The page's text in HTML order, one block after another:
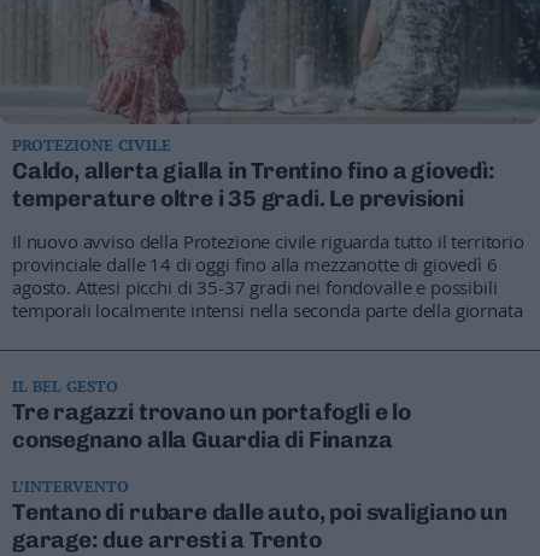
PROTEZIONE CIVILE
Caldo, allerta gialla in Trentino fino a giovedì:
temperature oltre i 35 gradi. Le previsioni
Il nuovo avviso della Protezione civile riguarda tutto il territorio
provinciale dalle 14 di oggi fino alla mezzanotte di giovedì 6
agosto. Attesi picchi di 35-37 gradi nei fondovalle e possibili
temporali localmente intensi nella seconda parte della giornata
IL BEL GESTO
Tre ragazzi trovano un portafogli e lo
consegnano alla Guardia di Finanza
L’INTERVENTO
Tentano di rubare dalle auto, poi svaligiano un
garage: due arresti a Trento